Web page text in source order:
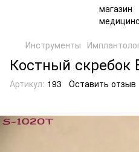
Инструменты
Костный скребок
Артикул: 193 Оставить отзыв